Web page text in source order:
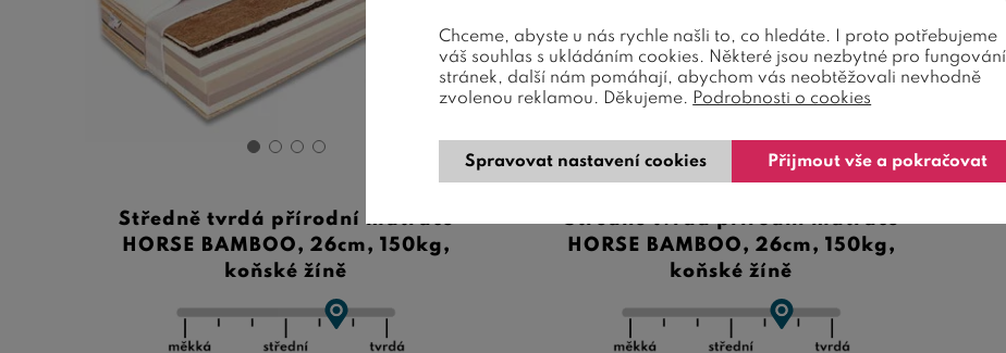
Středně tvrdá přírodní matrace
HORSE BAMBOO, 26cm, 150kg,
koňské žíně
Středně tvrdá přírodní matrace
HORSE BAMBOO, 26cm, 150kg,
koňské žíně
Chceme, abyste u nás rychle našli to, co hledáte. I proto potřebujeme
váš souhlas s ukládáním cookies. Některé jsou nezbytné pro fungování
stránek, další nám pomáhají, abychom vás neobtěžovali nevhodně
zvolenou reklamou. Děkujeme. Podrobnosti o cookies
Spravovat nastavení cookies Přijmout vše a pokračovat